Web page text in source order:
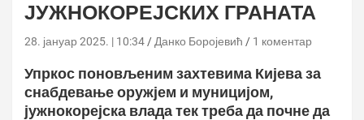
ЈУЖНОКОРЕЈСКИХ ГРАНАТА
28. јануар 2025. | 10:34 Данко Боројевић 1 коментар
Упркос поновљеним захтевима Кијева за
снабдевање оружјем и муницијом,
јужнокорејска влада тек треба да почне да